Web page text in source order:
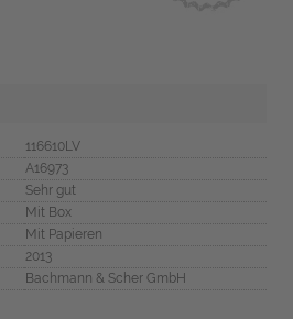
116610LV
A16973
Sehr gut
Mit Box
Mit Papieren
2013
Bachmann & Scher GmbH